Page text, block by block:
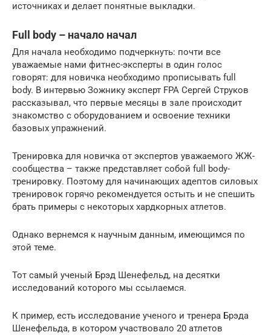
источниках и делает понятные выкладки.
Full body – начало начал
Для начала необходимо подчеркнуть: почти все
уважаемые нами фитнес-эксперты в один голос
говорят: для новичка необходимо прописывать full
body. В интервью Зожнику эксперт FPA Сергей Струков
рассказывал, что первые месяцы в зале происходит
знакомство с оборудованием и освоение техники
базовых упражнений.
Тренировка для новичка от экспертов уважаемого ЖЖ-
сообщества – также представляет собой full body-
тренировку. Поэтому для начинающих адептов силовых
тренировок горячо рекомендуется остыть и не спешить
брать примеры с некоторых хардкорных атлетов.
Однако вернемся к научным данным, имеющимся по
этой теме.
Тот самый ученый Брэд Шенефельд, на десятки
исследований которого мы ссылаемся.
К пример, есть исследование ученого и тренера Брэда
Шенефельда, в котором участвовало 20 атлетов